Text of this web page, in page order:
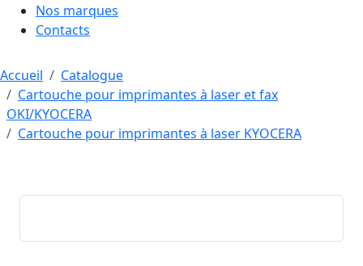
Nos marques
Contacts
Accueil
Catalogue
Cartouche pour imprimantes à laser et fax
OKI/KYOCERA
Cartouche pour imprimantes à laser KYOCERA